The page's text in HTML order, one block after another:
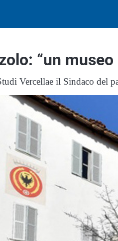
“un
Vercellae il Sindaco del